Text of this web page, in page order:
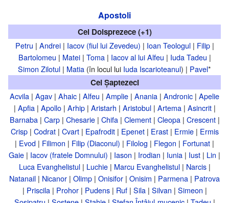
Apostoli
Cei Doisprezece (+1)
Petru | Andrei| Iacov (fiul lui Zevedeu) | Ioan Teologul| Filip|
Bartolomeu | Matei| Toma| Iacov al lui Alfeu | Iuda Tadeu |
Simon Zilotul | Matia (în locul lui Iuda Iscarioteanul) | Pavel*
Cei Șaptezeci
Acvila | Agav | Ahaic | Alfeu | Amplie | Anania | Andronic | Apelie
| Apfia| Apollo| Arhip| Aristarh | Aristobul| Artema| Asincrit|
Barnaba| Carp| Chesarie| Chifa| Clement| Cleopa| Crescent|
Crisp| Codrat| Cvart| Epafrodit| Epenet| Erast| Ermie| Ermis
| Evod | Filimon | Filip (Diaconul) | Filolog | Flegon | Fortunat |
Gaie | Iacov (fratele Domnului) | Iason | Irodian | Iunia | Iust | Lin |
Luca Evanghelistul| Luchie| Marcu Evanghelistul| Narcis|
Natanail | Nicanor | Olimp | Onisifor | Onisim | Parmena | Patrova
| Priscila| Prohor| Pudens| Ruf| Sila| Silvan | Simeon |